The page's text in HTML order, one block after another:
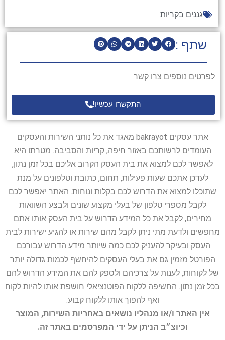
שתף :
לפרטים נוספים צרו קשר
התקשרו עכשיו!
גננים בקריות
אתר עסקים bakrayot מאגד את כל נותני השירות והעסקים
העומדים לרשותכם באזור חיפה, קריות והסביבה. מטרתו היא
לאפשר לכם למצוא את בית העסק הקרוב אליכם בכל זמן נתון,
לעדכן אתכם שעות פעילות, תחום, כתובת וטלפונים על מנת
שתוכלו למצוא את הדרוש לכם בקלות ונוחות. האתר יאפשר לכם
לקבל מספרי טלפון של בעלי מקצוע שונים ולבצע השוואות
מחירים, לקבל את כל המידע הדרוש על בית העסק אותו אתם
מחפשים ולדעת מתי ניתן לקבל מהם שירות או להגיע ישירות לבית
העסק ובעיקר להעניק לכם כמה שיותר מידע הדרוש עבורכם.
הפורטל מזמין גם את בעלי העסקים להיחשף לכמות גדולה יותר
של לקוחות, לענות על צרכיהם ולספק להם את המידע הדרוש להם
בכל זמן נתון. החשיפה ללקוח הפוטנציאלי חושפת אותו להיות לקוח
ואף להפוך אותו ללקוח קבוע.
אין האתר ו/או מנהליו נושאים באחריות השירות, המוצר
וכיוצ״ב הניתן על ידי המפרסמים באתר זה.